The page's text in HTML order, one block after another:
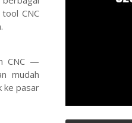
CNC
CNC —
mudah
ke pasar